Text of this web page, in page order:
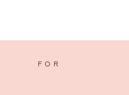
FOR